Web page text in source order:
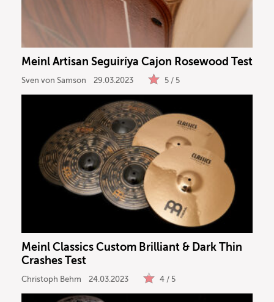
Meinl Artisan Seguiríya Cajon Rosewood Test
Sven von Samson 29.03.2023 5 / 5
Meinl Classics Custom Brilliant & Dark Thin
Crashes Test
Christoph Behm 24.03.2023 4 / 5